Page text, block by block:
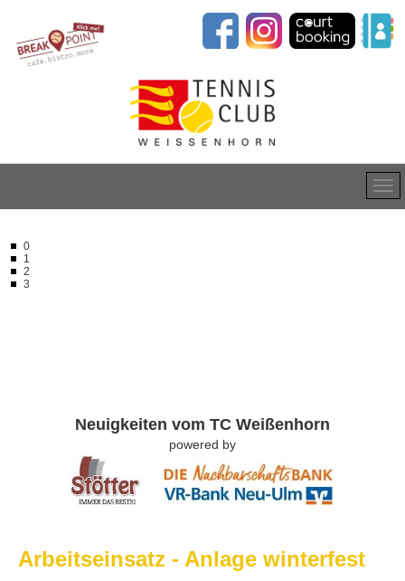
0
1
2
3
Neuigkeiten vom TC Weißenhorn
powered by
Arbeitseinsatz - Anlage winterfest